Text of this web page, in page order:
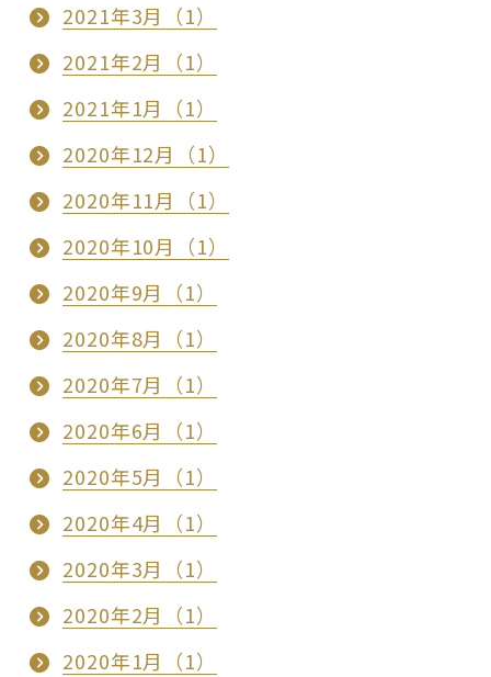
2021年3月（1）
2021年2月（1）
2021年1月（1）
2020年12月（1）
2020年11月（1）
2020年10月（1）
2020年9月（1）
2020年8月（1）
2020年7月（1）
2020年6月（1）
2020年5月（1）
2020年4月（1）
2020年3月（1）
2020年2月（1）
2020年1月（1）